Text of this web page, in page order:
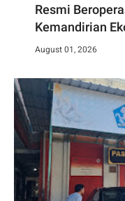
Resmi
Kemandirian
August 01, 2026